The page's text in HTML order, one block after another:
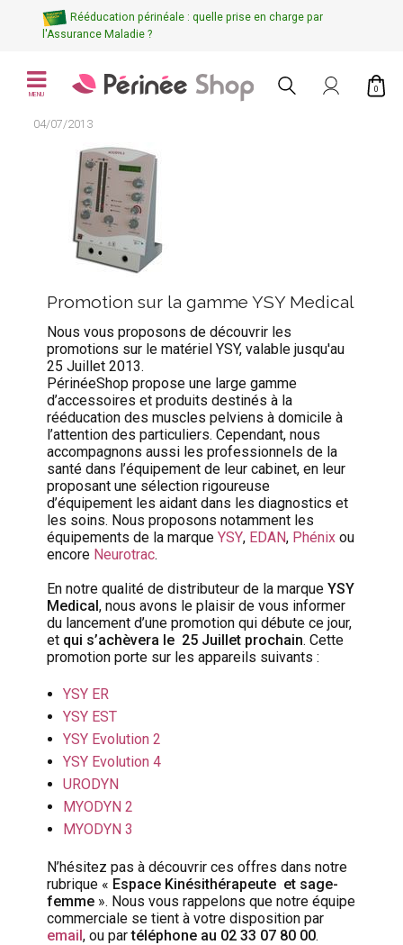
Rééducation périnéale : quelle prise en charge par
l'Assurance Maladie ?
MENU
0
04/07/2013
Promotion sur la gamme YSY Medical
Nous vous proposons de découvrir les
promotions sur le matériel YSY, valable jusqu'au
25 Juillet 2013.
PérinéeShop propose une large gamme
d’accessoires et produits destinés à la
rééducation des muscles pelviens à domicile à
l’attention des particuliers. Cependant, nous
accompagnons aussi les professionnels de la
santé dans l’équipement de leur cabinet, en leur
proposant une sélection rigoureuse
d’équipement les aidant dans les diagnostics et
les soins. Nous proposons notamment les
équipements de la marqueYSY, EDAN, Phénix ou
encore Neurotrac.
En notre qualité de distributeur de la marqueYSY
Medical, nous avons le plaisir de vous informer
du lancement d’une promotion qui débute ce jour,
et qui s’achèvera le 25 Juillet prochain. Cette
promotion porte sur les appareils suivants :
YSY ER
YSY EST
YSY Evolution 2
YSY Evolution 4
URODYN
MYODYN 2
MYODYN 3
N’hésitez pas à découvrir ces offres dans notre
rubrique « Espace Kinésithérapeute et sage-
femme ». Nous vous rappelons que notre équipe
commerciale se tient à votre disposition par
email, ou partéléphone au 02 33 07 80 00.